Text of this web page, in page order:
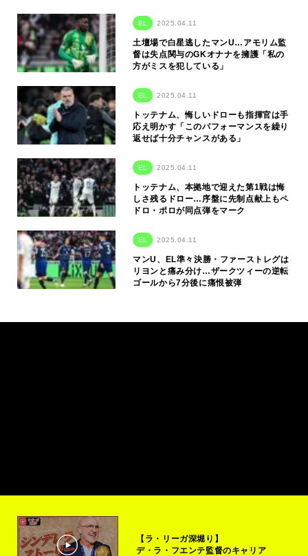
EL 2025.04.11
土壇場で白星逃したマンU…アモリム監
督は失点関与のGKオナナを擁護「私の
方がミスを犯している」
EL 2025.04.11
トッテナム、悔しいドローも指揮官は手
応え明かす「このパフォーマンスを繰り
返せば十分チャンスがある」
EL 2025.04.11
トッテナム、本拠地で迎えた第1戦は悔
しさ残るドロー…序盤に先制点献上もペ
ドロ・ポロが同点弾をマーク
EL 2025.04.11
マンU、EL準々決勝・ファーストレグは
リヨンと痛み分け…ザークツィーの逆転
ゴールから7分後に痛恨被弾
【ラ・リーガ深堀り】
デ・ラ・フエンテ監督のキャリア